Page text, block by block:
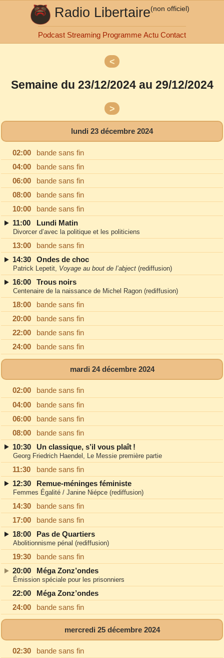
Radio Libertaire(non officiel)
Podcast Streaming Programme Actu Contact
<
Semaine du 23/12/2024 au 29/12/2024
>
mercredi
dimanche
lundi 23 décembre 2024
02:00
bande sans fin
04:00
bande sans fin
06:00
bande sans fin
08:00
bande sans fin
10:00
bande sans fin
11:00
Lundi Matin
Divorcer d’avec la politique et les politiciens
13:00
bande sans fin
14:30
Ondes de choc
Patrick Lepetit, Voyage au bout de l’abject(rediffusion)
16:00 Trous noirs
Centenaire de la naissance de Michel Ragon (rediffusion)
18:00
bande sans fin
20:00
bande sans fin
22:00
bande sans fin
24:00
bande sans fin
mardi 24 décembre 2024
02:00
bande sans fin
04:00
bande sans fin
06:00
bande sans fin
08:00
bande sans fin
10:30
Un classique, s’il vous plaît !
Georg Friedrich Haendel, Le Messie première partie
11:30
bande sans fin
12:30
Remue-méninges féministe
Femmes Égalité / Janine Niépce (rediffusion)
14:30
bande sans fin
17:00
bande sans fin
18:00
Pas de Quartiers
Abolitionnisme pénal (rediffusion)
19:30
bande sans fin
20:00
Méga Zonz’ondes
Émission spéciale pour les prisonniers
22:00
Méga Zonz’ondes
24:00
bande sans fin
mercredi 25 décembre 2024
02:30
bande sans fin